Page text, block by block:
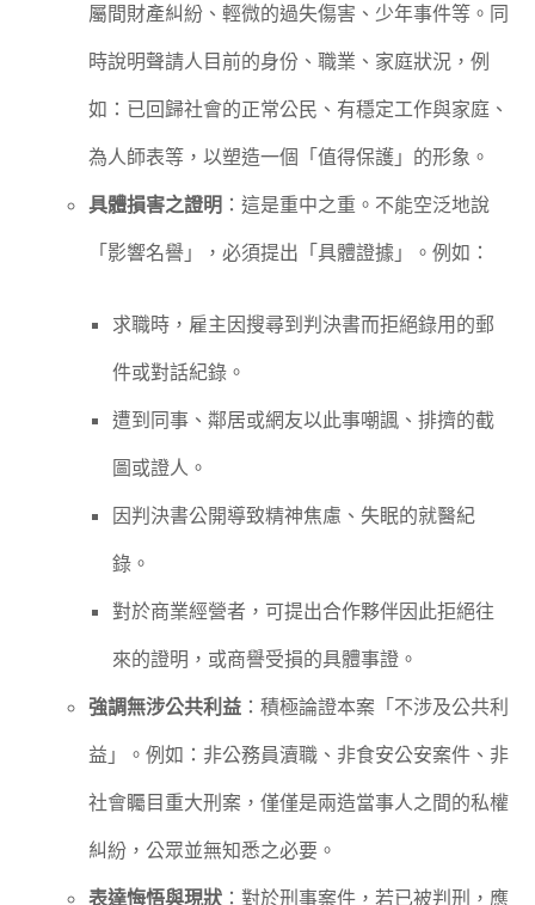
屬間財產糾紛、輕微的過失傷害、少年事件等。同
時說明聲請人目前的身份、職業、家庭狀況，例
如：已回歸社會的正常公民、有穩定工作與家庭、
為人師表等，以塑造一個「值得保護」的形象。
具體損害之證明 ：這是重中之重。不能空泛地說
「影響名譽」，必須提出「具體證據」。例如：
求職時，雇主因搜尋到判決書而拒絕錄用的郵
件或對話紀錄。
遭到同事、鄰居或網友以此事嘲諷、排擠的截
圖或證人。
因判決書公開導致精神焦慮、失眠的就醫紀
錄。
對於商業經營者，可提出合作夥伴因此拒絕往
來的證明，或商譽受損的具體事證。
強調無涉公共利益：積極論證本案「不涉及公共利
益」。例如：非公務員瀆職、非食安公安案件、非
社會矚目重大刑案，僅僅是兩造當事人之間的私權
糾紛，公眾並無知悉之必要。
表達悔悟與現狀：對於刑事案件，若已被判刑，應